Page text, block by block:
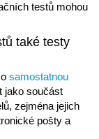
testů mohou
také testy
samostatnou
jako součást
zejména jejich
pošty a